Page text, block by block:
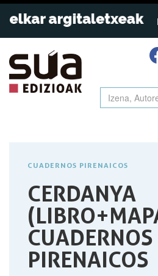
CUADERNOS PIRENAICOS
CERDANYA
CUADERNOS
PIRENAICOS